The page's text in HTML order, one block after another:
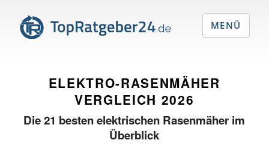
ELEKTRO-RASENMÄHER
VERGLEICH 2026
Die21 besten elektrischen Rasenmäher im
Überblick
MENÜ